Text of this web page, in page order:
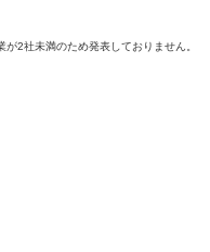
2社未満のため発表しておりません。